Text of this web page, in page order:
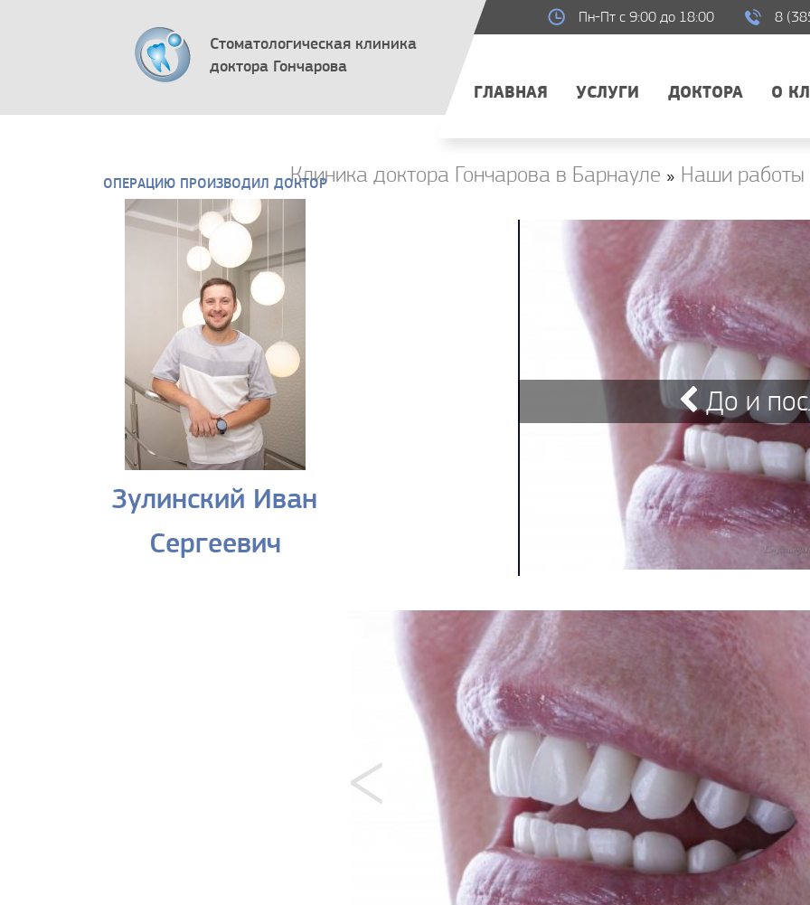
Стоматологическая клиника
доктора Гончарова
Пн-Пт с 9:00 до 18:00 8
ГЛАВНАЯ УСЛУГИ ДОКТОРА О
Клиника доктора Гончарова в Барнауле » Наши работы
ОПЕРАЦИЮ ПРОИЗВОДИЛ ДОКТОР
Зулинский Иван
Сергеевич
До и
<